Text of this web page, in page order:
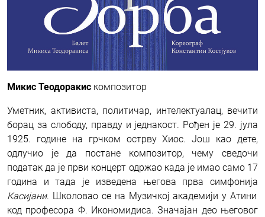
Микис Теодоракис композитор
Уметник, активиста, политичар, интелектуалац, вечити
борац за слободу, правду и једнакост. Рођен је 29. јула
1925. године на грчком острву Хиос. Још као дете,
одлучио је да постане композитор, чему сведочи
податак да је први концерт одржао када је имао само 17
година и тада је изведена његова прва симфонија
Касијани. Школовао се на Музичкој академији у Атини
код професора Ф. Икономидиса. Значајан део његовог